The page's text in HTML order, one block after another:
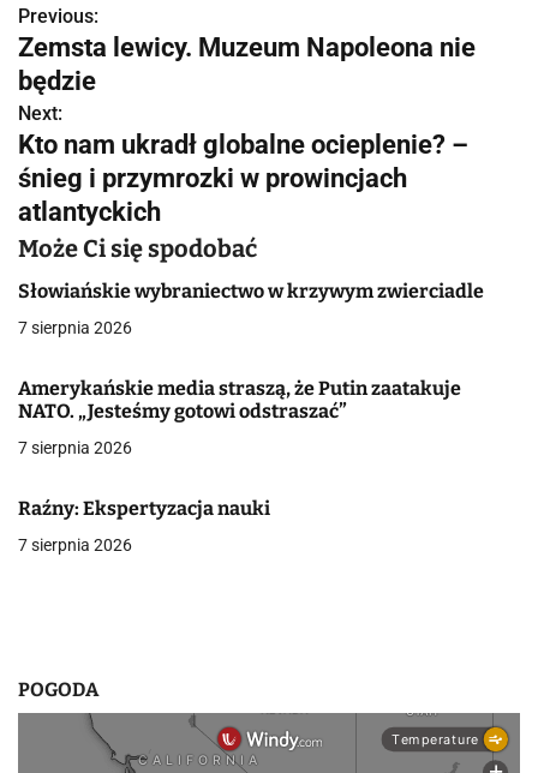
N
a
w
i
g
a
c
j
a
w
i
Previous:
Zemsta lewicy. Muzeum Napoleona nie
będzie
Next:
Kto nam ukradł globalne ocieplenie? –
śnieg i przymrozki w prowincjach
atlantyckich
Może Ci się spodobać
Słowiańskie wybraniectwo w krzywym zwierciadle
7 sierpnia 2026
Amerykańskie media straszą, że Putin zaatakuje
NATO. „Jesteśmy gotowi odstraszać”
7 sierpnia 2026
Raźny: Ekspertyzacja nauki
7 sierpnia 2026
POGODA